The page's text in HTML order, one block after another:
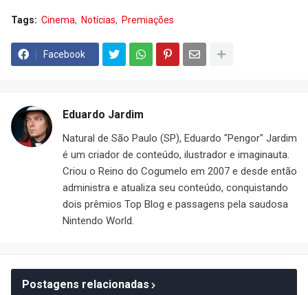
Tags: Cinema Notícias Premiações
Facebook
Eduardo Jardim
Natural de São Paulo (SP), Eduardo "Pengor" Jardim
é um criador de conteúdo, ilustrador e imaginauta.
Criou o Reino do Cogumelo em 2007 e desde então
administra e atualiza seu conteúdo, conquistando
dois prêmios Top Blog e passagens pela saudosa
Nintendo World.
Postagens relacionadas